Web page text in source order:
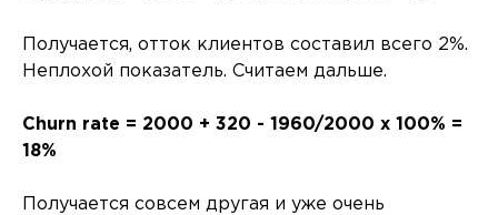
Получается, отток клиентов составил всего 2%.
Неплохой показатель. Считаем дальше.
Churn rate = 2000 + 320 - 1960/2000 x 100% =
18%
Получается совсем другая и уже очень